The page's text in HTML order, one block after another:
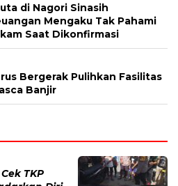
di Nagori Sinasih
Mengaku Tak Pahami
Saat Dikonfirmasi
Bergerak Pulihkan Fasilitas
Banjir
TKP